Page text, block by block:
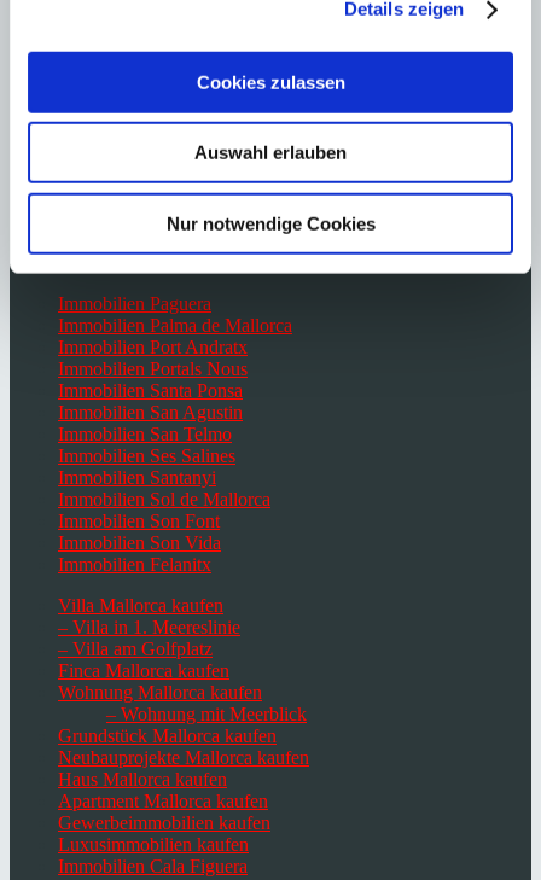
Details zeigen
Cookies zulassen
Auswahl erlauben
Nur notwendige Cookies
Immobilien Camp de Mar
Immobilien Cas Catala
Immobilien Costa de la Calma
Immobilien El Toro
Immobilien Es Capdella
Immobilien Génova
Immobilien Paguera
Immobilien Palma de Mallorca
Immobilien Port Andratx
Immobilien Portals Nous
Immobilien Santa Ponsa
Immobilien San Agustin
Immobilien San Telmo
Immobilien Ses Salines
Immobilien Santanyi
Immobilien Sol de Mallorca
Immobilien Son Font
Immobilien Son Vida
Immobilien Felanitx
Villa Mallorca kaufen
– Villa in 1. Meereslinie
– Villa am Golfplatz
Finca Mallorca kaufen
Wohnung Mallorca kaufen
– Wohnung mit Meerblick
Grundstück Mallorca kaufen
Neubauprojekte Mallorca kaufen
Haus Mallorca kaufen
Apartment Mallorca kaufen
Gewerbeimmobilien kaufen
Luxusimmobilien kaufen
Immobilien Cala Figuera